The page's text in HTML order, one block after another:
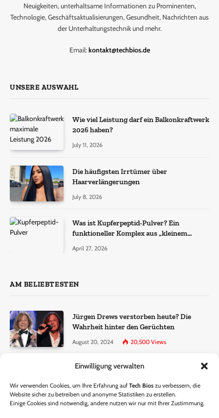
Einwilligung verwalten
Wir verwenden Cookies, um Ihre Erfahrung auf Tech Bios zu verbessern, die
Website sicher zu betreiben und anonyme Statistiken zu erstellen.
Einige Cookies sind notwendig, andere nutzen wir nur mit Ihrer Zustimmung.
Neuigkeiten, unterhaltsame Informationen zu Prominenten,
Technologie, Geschäftsaktualisierungen, Gesundheit, Nachrichten aus
der Unterhaltungstechnik und mehr.
Email:kontakt@techbios.de
UNSERE AUSWAHL
Wie viel Leistung darf ein Balkonkraftwerk
2026 haben?
July 11, 2026
Die häufigsten Irrtümer über
Haarverlängerungen
July 8, 2026
Was ist Kupferpeptid-Pulver? Ein
funktioneller Komplex aus „kleinem
April 27, 2026
AM BELIEBTESTEN
Jürgen Drews verstorben heute? Die
Wahrheit hinter den Gerüchten
August 20, 2024 20,500 Views
Ralf Dammasch Traueranzeige:
June 26, 2024 13,285Views